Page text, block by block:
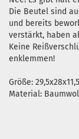
Die Beutel sind
und bereits
verstärkt, haben
Keine
enklemmen!
Größe:
Material: